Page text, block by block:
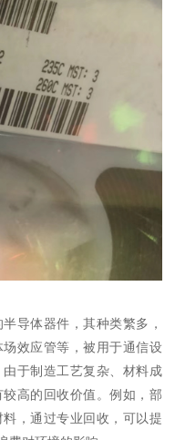
导体器件，其种类繁多，
效应管等，被用于通信设
于制造工艺复杂、材料成
高的回收价值。例如，部
，通过专业回收，可以提